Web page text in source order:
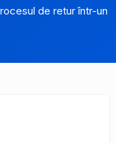
de retur într-un